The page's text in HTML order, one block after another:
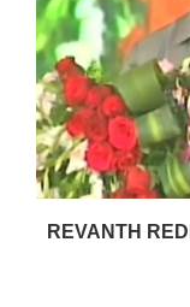
REVANTH